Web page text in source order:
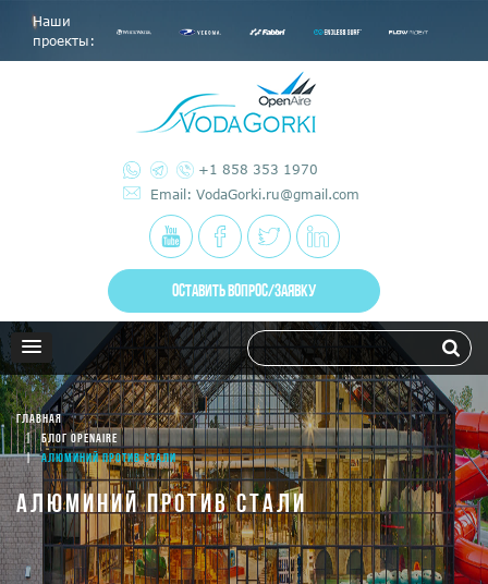
Наши
проекты:
+1 858 353 1970
Email: VodaGorki.ru@gmail.com
ОСТАВИТЬ ВОПРОС/ЗАЯВКУ
ГЛАВНАЯ
БЛОГ OPENAIRE
АЛЮМИНИЙ ПРОТИВ СТАЛИ
АЛЮМИНИЙ ПРОТИВ СТАЛИ